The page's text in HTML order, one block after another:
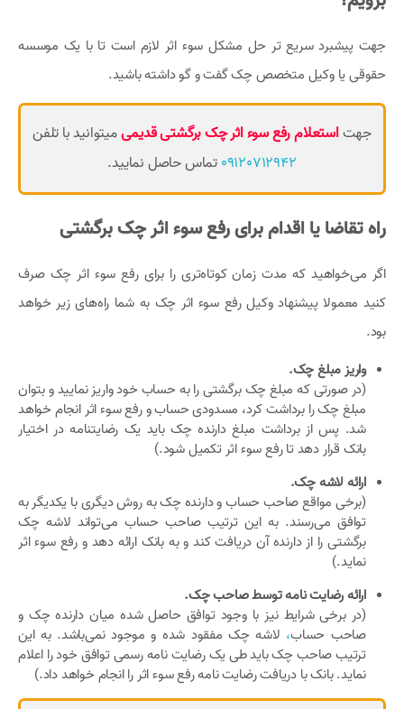
جهت پیشبرد سریع تر حل مشکل سوء اثر لازم است تا با یک موسسه
حقوقی یا وکیل متخصص چک گفت و گو داشته باشید.
جهتاستعلام رفع سوء اثر چک برگشتی قدیمیمیتوانید با تلفن
09120712942تماس حاصل نمایید.
راه تقاضا یا اقدام برای رفع سوء اثر چک برگشتی
اگر می‌خواهید که مدت زمان کوتاه‌تری را برای رفع سوء اثر چک صرف
کنید معمولا پیشنهاد وکیل رفع سوء اثر چک به شما راه‌های زیر خواهد
بود.
واریز مبلغ چک.
(در صورتی که مبلغ چک برگشتی را به حساب خود واریز نمایید و بتوان
مبلغ چک را برداشت کرد، مسدودی حساب و رفع سوء اثر انجام خواهد
شد. پس از برداشت مبلغ دارنده چک باید یک رضایتنامه در اختیار
بانک قرار دهد تا رفع سوء اثر تکمیل شود.)
ارائه لاشه چک.
(برخی مواقع صاحب حساب و دارنده چک به روش دیگری با یکدیگر به
توافق می‌رسند. به این ترتیب صاحب حساب می‌تواند لاشه چک
برگشتی را از دارنده آن دریافت کند و به بانک ارائه دهد و رفع سوء اثر
نماید.)
ارائه رضایت نامه توسط صاحب چک.
(در برخی شرایط نیز با وجود توافق حاصل شده میان دارنده چک و
صاحب حساب، لاشه چک مفقود شده و موجود نمی‌باشد. به این
ترتیب صاحب چک باید طی یک رضایت نامه رسمی توافق خود را اعلام
نماید. بانک با دریافت رضایت نامه رفع سوء اثر را انجام خواهد داد.)